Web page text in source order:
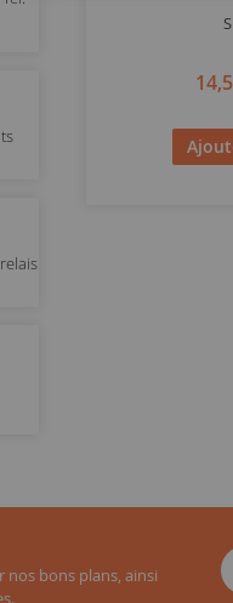
bons plans, ainsi